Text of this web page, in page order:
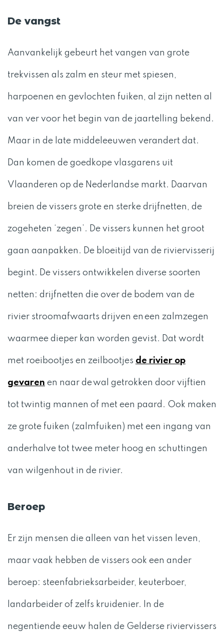
De vangst
Aanvankelijk gebeurt het vangen van grote
trekvissen als zalm en steur met spiesen,
harpoenen en gevlochten fuiken, al zijn netten al
van ver voor het begin van de jaartelling bekend.
Maar in de late middeleeuwen verandert dat.
Dan komen de goedkope vlasgarens uit
Vlaanderen op de Nederlandse markt. Daarvan
breien de vissers grote en sterke drijfnetten, de
zogeheten ‘zegen’. De vissers kunnen het groot
gaan aanpakken. De bloeitijd van de riviervisserij
begint. De vissers ontwikkelen diverse soorten
netten: drijfnetten die over de bodem van de
rivier stroomafwaarts drijven en een zalmzegen
waarmee dieper kan worden gevist. Dat wordt
met roeibootjes en zeilbootjes de rivier op
gevaren en naar de wal getrokken door vijftien
tot twintig mannen of met een paard. Ook maken
ze grote fuiken (zalmfuiken) met een ingang van
anderhalve tot twee meter hoog en schuttingen
van wilgenhout in de rivier.
Beroep
Er zijn mensen die alleen van het vissen leven,
maar vaak hebben de vissers ook een ander
beroep: steenfabrieksarbeider, keuterboer,
landarbeider of zelfs kruidenier. In de
negentiende eeuw halen de Gelderse riviervissers